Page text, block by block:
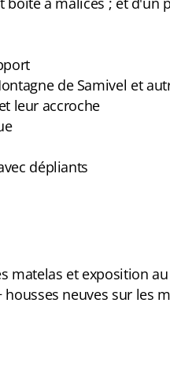
de Samivel et
leur accroche
dépliants
matelas et exposition
neuves sur les